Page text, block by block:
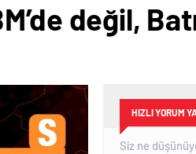
değil,
HIZLI YORUM